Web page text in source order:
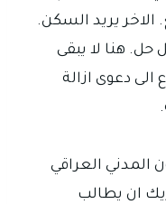
يريد السكن.
حل. هنا لا يبقى
الى دعوى ازالة
من القانون المدني العراقي
ان يطالب